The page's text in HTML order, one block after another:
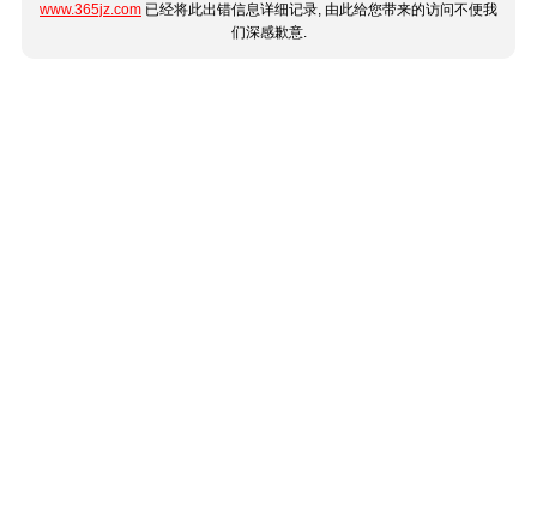
www.365jz.com 已经将此出错信息详细记录, 由此给您带来的访问不便我
们深感歉意.